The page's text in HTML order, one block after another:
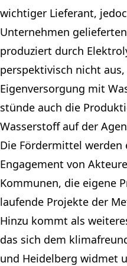
wichtiger Lieferant,
Unternehmen
produziert durch
perspektivisch nicht
Eigenversorgung mit
stünde auch die
Wasserstoff auf der
Die Fördermittel werden
Engagement von
Kommunen, die eigene
laufende Projekte der
Hinzu kommt als
das sich dem
und Heidelberg widmet